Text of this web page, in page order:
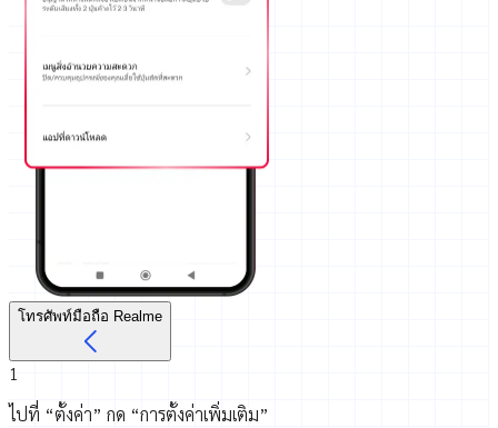
โทรศัพท์มือถือ Realme
1
ไปที่ “ตั้งค่า” กด “การตั้งค่าเพิ่มเติม”